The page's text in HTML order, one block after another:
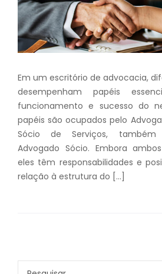
Em um escritório de advocacia,
desempenham papéis
funcionamento e sucesso do
papéis são ocupados pelo
Sócio de Serviços,
Advogado Sócio. Embora
eles têm responsabilidades e
relação à estrutura do […]